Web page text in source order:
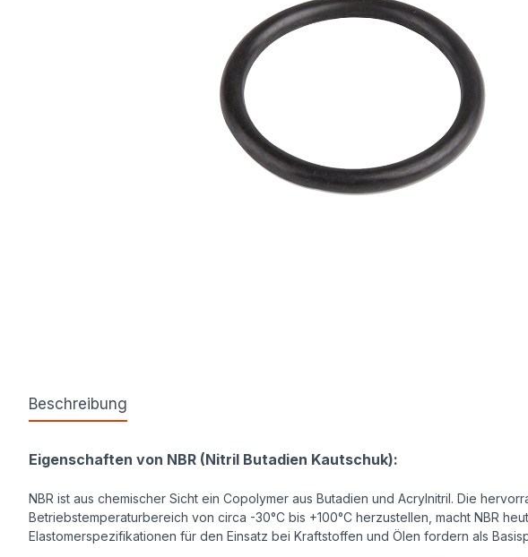
Beschreibung
Eigenschaften von NBR (Nitril Butadien Kautschuk):
NBR ist aus chemischer Sicht ein Copolymer aus Butadien und Acrylnitril. Die
Betriebstemperaturbereich von circa -30°C bis +100°C herzustellen, macht NBR
Elastomerspezifikationen für den Einsatz bei Kraftstoffen und Ölen fordern als